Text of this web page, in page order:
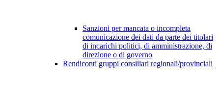
Sanzioni per mancata o incompleta
comunicazione dei dati da parte dei titolari
di incarichi politici, di amministrazione, di
direzione o di governo
Rendiconti gruppi consiliari regionali/provinciali